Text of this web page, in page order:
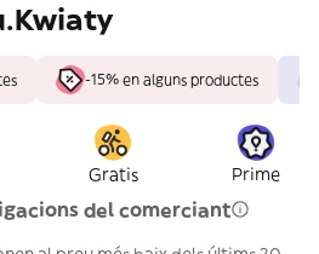
-15% en alguns productes
Gratis Prime
del comerciant